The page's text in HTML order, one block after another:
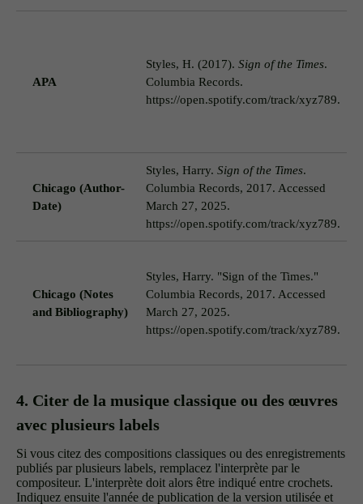
APA
Styles, H. (2017). Sign of the Times.
Columbia Records.
https://open.spotify.com/track/xyz789.
Chicago (Author-
Date)
Styles, Harry. Sign of the Times.
Columbia Records, 2017. Accessed
March 27, 2025.
https://open.spotify.com/track/xyz789.
Chicago (Notes
and Bibliography)
Styles, Harry. "Sign of the Times."
Columbia Records, 2017. Accessed
March 27, 2025.
https://open.spotify.com/track/xyz789.
4. Citer de la musique classique ou des œuvres
avec plusieurs labels
Si vous citez des compositions classiques ou des enregistrements
publiés par plusieurs labels, remplacez l'interprète par le
compositeur. L'interprète doit alors être indiqué entre crochets.
Indiquez ensuite l'année de publication de la version utilisée et